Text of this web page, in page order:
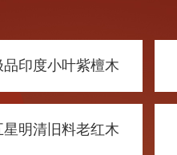
品印度小叶紫檀木
星明清旧料老红木